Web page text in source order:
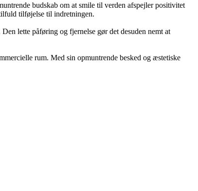
budskab om at smile til verden afspejler positivitet
tilføjelse til indretningen.
lette påføring og fjernelse gør det desuden nemt at
rum. Med sin opmuntrende besked og æstetiske